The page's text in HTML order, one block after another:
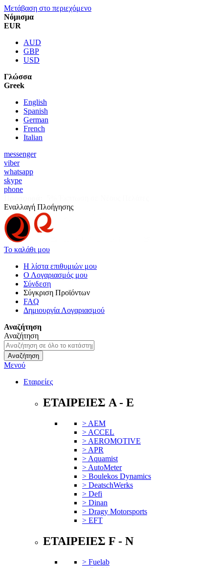
Μετάβαση στο περιεχόμενο
Νόμισμα
EUR
AUD
GBP
USD
Γλώσσα
Greek
English
Spanish
German
French
Italian
messenger
viber
whatsapp
skype
phone
Εναλλαγή Πλοήγησης
Το καλάθι μου
Η λίστα επιθυμιών μου
Ο Λογαριασμός μου
Σύνδεση
Σύγκριση Προϊόντων
FAQ
Δημιουργία Λογαριασμού
Αναζήτηση
Αναζήτηση
Αναζήτηση
Μενού
Εταιρείες
ΕΤΑΙΡΕΙΕΣ A - E
> AEM
> ACCEL
> AEROMOTIVE
> APR
> Aquamist
> AutoMeter
> Boulekos Dynamics
> DeatschWerks
> Defi
> Dinan
> Dragy Motorsports
> EFT
ΕΤΑΙΡΕΙΕΣ F - N
> Fuelab